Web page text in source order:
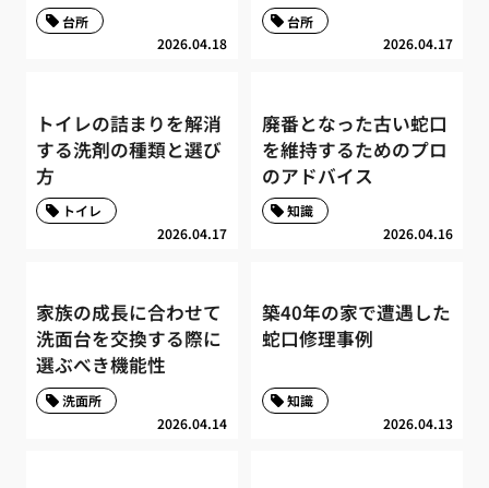
2026.04.18
台所
2026.04.17
台所
トイレの詰まりを解消
する洗剤の種類と選び
方
2026.04.17
トイレ
廃番となった古い蛇口
を維持するためのプロ
のアドバイス
2026.04.16
知識
家族の成長に合わせて
洗面台を交換する際に
選ぶべき機能性
2026.04.14
洗面所
築40年の家で遭遇した
蛇口修理事例
2026.04.13
知識